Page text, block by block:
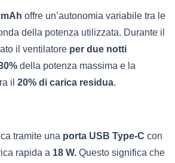
offre un’autonomia variabile tra le
della potenza utilizzata. Durante il
il ventilatore per due notti
della potenza massima e la
il 20% di carica residua.
tramite una porta USB Type-C con
rapida a 18 W. Questo significa che